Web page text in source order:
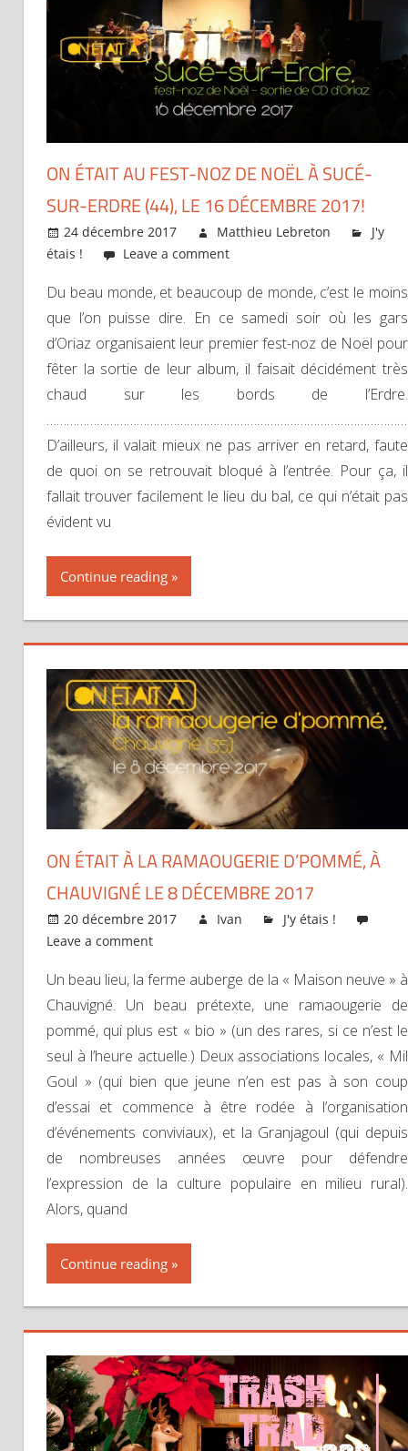
ON ÉTAIT AU FEST-NOZ DE NOËL À SUCÉ-
SUR-ERDRE (44), LE 16 DÉCEMBRE 2017!
24 décembre 2017 Matthieu Lebreton
J'y
étais !
Leave a comment
Du beau monde, et beaucoup de monde, c’est le moins
que l’on puisse dire. En ce samedi soir où les gars
d’Oriaz organisaient leur premier fest-noz de Noël pour
fêter la sortie de leur album, il faisait décidément très
chaud sur les bords de l’Erdre.
D’ailleurs, il valait mieux ne pas arriver en retard, faute
de quoi on se retrouvait bloqué à l’entrée. Pour ça, il
fallait trouver facilement le lieu du bal, ce qui n’était pas
évident vu
Continue reading
ON ÉTAIT À LA RAMAOUGERIE D’POMMÉ, À
CHAUVIGNÉ LE 8 DÉCEMBRE 2017
20 décembre 2017 Ivan
J'y étais !
Leave a comment
Un beau lieu, la ferme auberge de la « Maison neuve » à
Chauvigné. Un beau prétexte, une ramaougerie de
pommé, qui plus est « bio » (un des rares, si ce n’est le
seul à l’heure actuelle.) Deux associations locales, « Mil
Goul » (qui bien que jeune n’en est pas à son coup
d’essai et commence à être rodée à l’organisation
d’événements conviviaux), et la Granjagoul (qui depuis
de nombreuses années œuvre pour défendre
l’expression de la culture populaire en milieu rural).
Alors, quand
Continue reading